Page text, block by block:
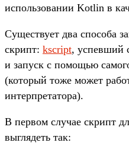
использовании Kotlin в
Существует два способа
скрипт: kscript, успевший
и запуск с помощью
(который тоже может
интерпретатора).
В первом случае скрипт
выглядеть так: